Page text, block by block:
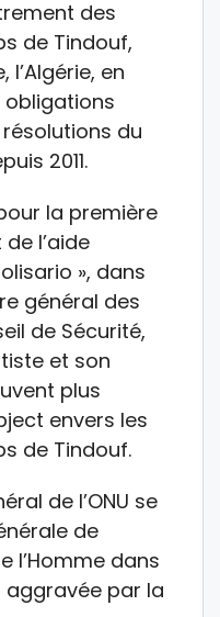
des
de Tindouf,
en
du
2011.
la première
l’aide
», dans
général des
de Sécurité,
et son
plus
envers les
de Tindouf.
de l’ONU se
de
l’Homme dans
aggravée par la